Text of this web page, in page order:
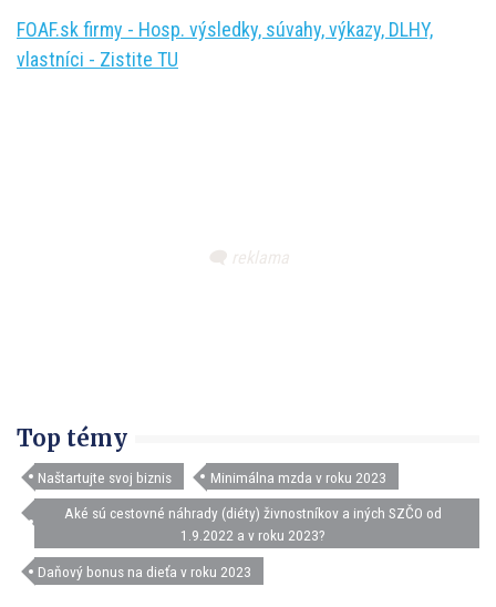
FOAF.sk firmy - Hosp. výsledky, súvahy, výkazy, DLHY,
vlastníci - Zistite TU
Top témy
Naštartujte svoj biznis Minimálna mzda v roku 2023
Aké sú cestovné náhrady (diéty) živnostníkov a iných SZČO od
1.9.2022 a v roku 2023?
Daňový bonus na dieťa v roku 2023